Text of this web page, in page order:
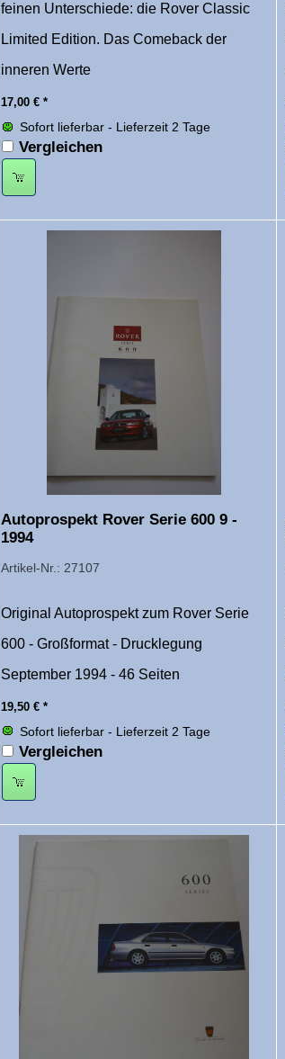
feinen Unterschiede: die Rover Classic
Limited Edition. Das Comeback der
inneren Werte
17,00 € *
Sofort lieferbar - Lieferzeit 2 Tage
Vergleichen
Autoprospekt Rover Serie 600 9 -
1994
Artikel-Nr.: 27107
Original Autoprospekt zum Rover Serie
600 - Großformat - Drucklegung
September 1994 - 46 Seiten
19,50 € *
Sofort lieferbar - Lieferzeit 2 Tage
Vergleichen